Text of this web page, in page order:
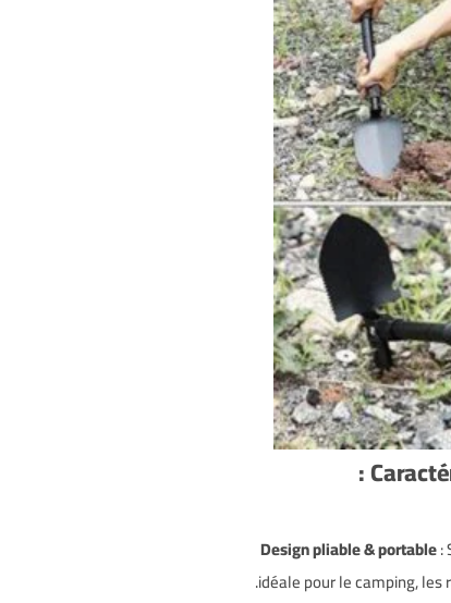
Design pliable & portable:
idéale pour le camping, les